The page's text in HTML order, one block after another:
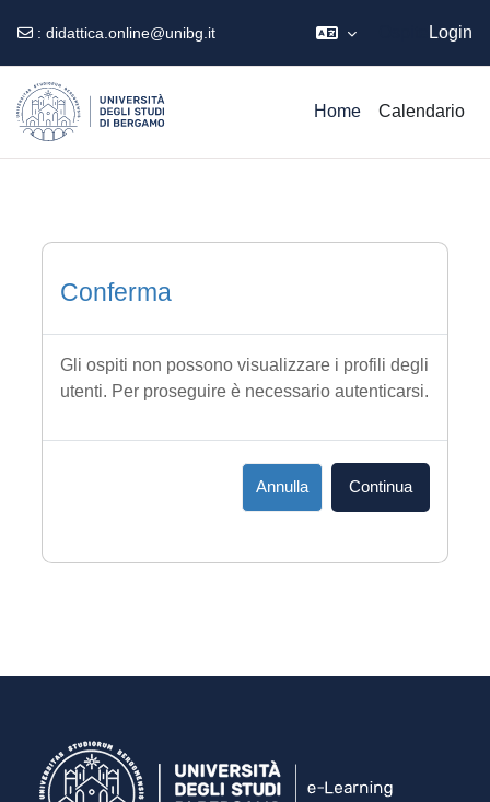
: didattica.online@unibg.it Login
Home Calendario
Conferma
Gli ospiti non possono visualizzare i profili degli
utenti. Per proseguire è necessario autenticarsi.
Annulla Continua